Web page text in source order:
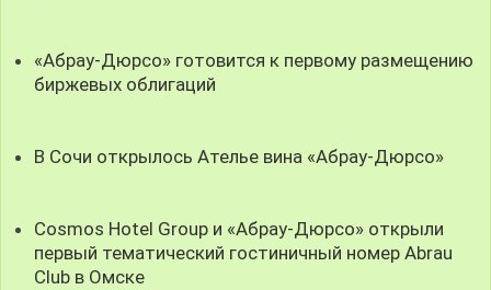
«Абрау-Дюрсо» готовится к первому размещению
биржевых облигаций
В Сочи открылось Ателье вина «Абрау-Дюрсо»
Cosmos Hotel Group и «Абрау-Дюрсо» открыли
первый тематический гостиничный номер Abrau
Club в Омске